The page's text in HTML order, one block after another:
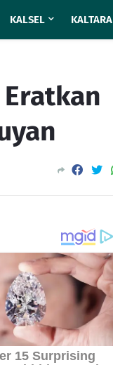
KALSEL KALTARA